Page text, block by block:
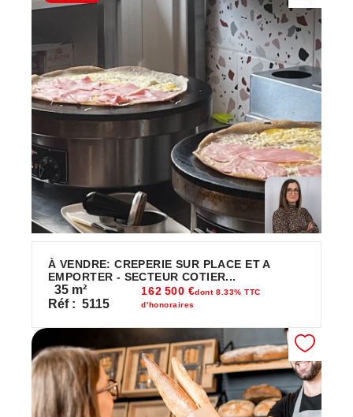
À VENDRE: CREPERIE SUR PLACE ET A
EMPORTER - SECTEUR COTIER...
35 m²
Réf : 5115
162 500 €dont 8.33% TTC
d'honoraires